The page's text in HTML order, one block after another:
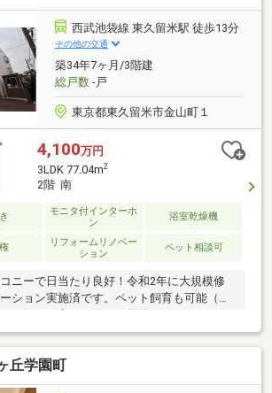
西武池袋線 東久留米駅 徒歩13分
その他の交通
築34年7ヶ月/3階建
総戸数-戸
東京都東久留米市金山町１
4,100万円
3LDK 77.04m2
2階 南
モニタ付インターホ
ン
浴室乾燥機
リフォームリノベー
ション
ペット相談可
ニーで日当たり良好！令和2年に大規模修
ション実施済です。ペット飼育も可能（細
お探しの方には嬉しい物件です♪セキュリ
実していて安心◯
丘学園町